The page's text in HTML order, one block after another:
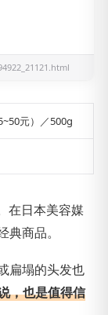
元）／500g
在日本美容媒
商品。
扁塌的头发也
，也是值得信